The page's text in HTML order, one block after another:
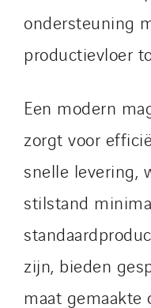
ondersteuning
productievloer
Een modern
zorgt voor
snelle levering,
stilstand
zijn, bieden
maat gemaakte
Tunzini Grand
Tunzini
Tunzini Paris
Tunzini Toulouse
Tunzini Troyes
Twyver
Uxello
Valentin
Valette
VINCI Stiftung